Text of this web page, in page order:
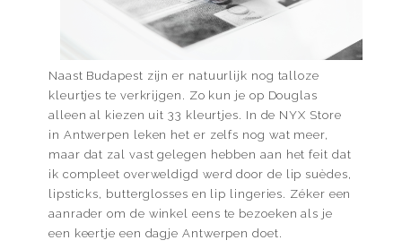
Naast Budapest zijn er natuurlijk nog talloze
kleurtjes te verkrijgen. Zo kun je op Douglas
alleen al kiezen uit 33 kleurtjes. In de NYX Store
in Antwerpen leken het er zelfs nog wat meer,
maar dat zal vast gelegen hebben aan het feit dat
ik compleet overweldigd werd door de lip suèdes,
lipsticks, butterglosses en lip lingeries. Zéker een
aanrader om de winkel eens te bezoeken als je
een keertje een dagje Antwerpen doet.